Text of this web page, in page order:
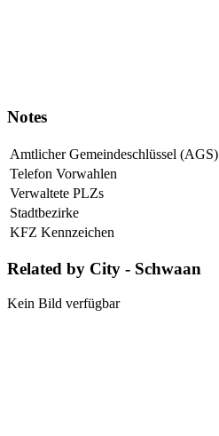
Notes
Amtlicher Gemeindeschlüssel (AGS)
Telefon Vorwahlen
Verwaltete PLZs
Stadtbezirke
KFZ Kennzeichen
Related by City - Schwaan
Kein Bild verfügbar